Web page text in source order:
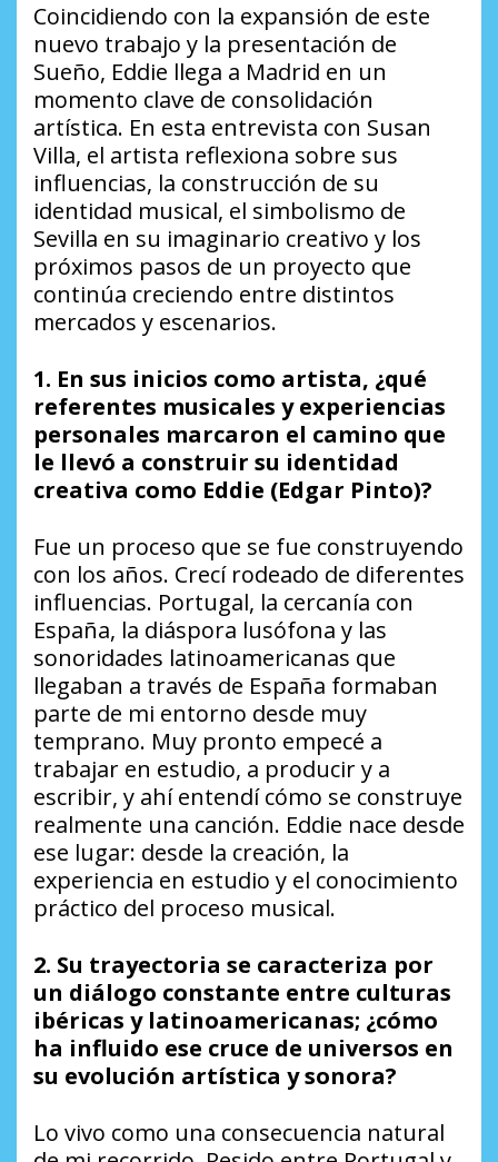
Coincidiendo con la expansión de este
nuevo trabajo y la presentación de
Sueño, Eddie llega a Madrid en un
momento clave de consolidación
artística. En esta entrevista con Susan
Villa, el artista reflexiona sobre sus
influencias, la construcción de su
identidad musical, el simbolismo de
Sevilla en su imaginario creativo y los
próximos pasos de un proyecto que
continúa creciendo entre distintos
mercados y escenarios.
1. En sus inicios como artista, ¿qué
referentes musicales y experiencias
personales marcaron el camino que
le llevó a construir su identidad
creativa como Eddie (Edgar Pinto)?
Fue un proceso que se fue construyendo
con los años. Crecí rodeado de diferentes
influencias. Portugal, la cercanía con
España, la diáspora lusófona y las
sonoridades latinoamericanas que
llegaban a través de España formaban
parte de mi entorno desde muy
temprano. Muy pronto empecé a
trabajar en estudio, a producir y a
escribir, y ahí entendí cómo se construye
realmente una canción. Eddie nace desde
ese lugar: desde la creación, la
experiencia en estudio y el conocimiento
práctico del proceso musical.
2. Su trayectoria se caracteriza por
un diálogo constante entre culturas
ibéricas y latinoamericanas; ¿cómo
ha influido ese cruce de universos en
su evolución artística y sonora?
Lo vivo como una consecuencia natural